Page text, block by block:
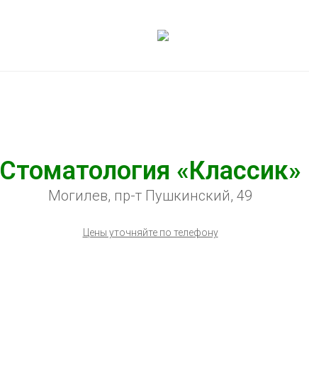
Стоматология «Классик»
Могилев, пр-т Пушкинский, 49
Цены уточняйте по телефону